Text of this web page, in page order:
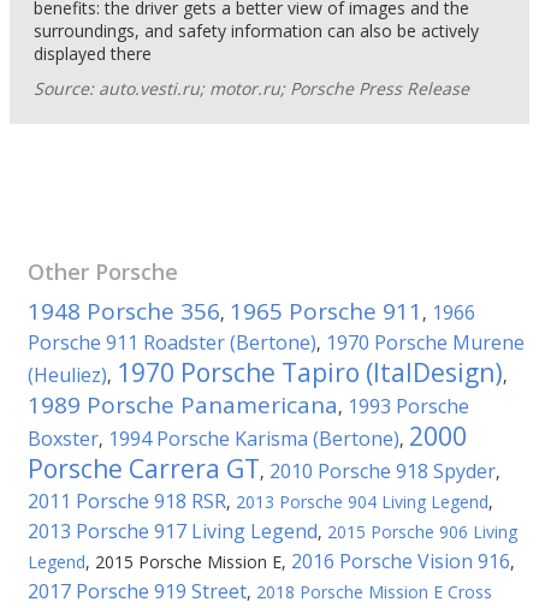
benefits: the driver gets a better view of images and the
surroundings, and safety information can also be actively
displayed there
Source: auto.vesti.ru; motor.ru; Porsche Press Release
Other Porsche
1948 Porsche 356, 1965 Porsche 911 , 1966
Porsche 911 Roadster (Bertone), 1970 Porsche Murene
(Heuliez), 1970 Porsche Tapiro (ItalDesign),
1989 Porsche Panamericana, 1993 Porsche
Boxster, 1994 Porsche Karisma (Bertone), 2000
Porsche Carrera GT, 2010 Porsche 918 Spyder,
2011 Porsche 918 RSR, 2013 Porsche 904 Living Legend,
2013 Porsche 917 Living Legend, 2015 Porsche 906 Living
Legend, 2015 Porsche Mission E, 2016 Porsche Vision 916,
2017 Porsche 919 Street, 2018 Porsche Mission E Cross